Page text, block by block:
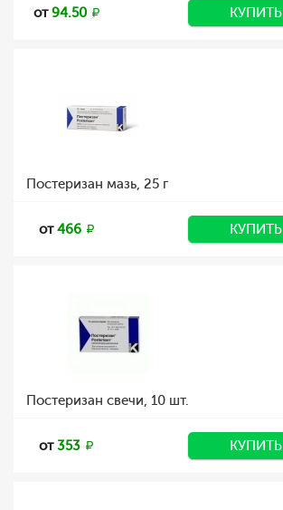
от94.50 КУПИТЬ
Постеризан мазь, 25 г
от466 КУПИТЬ
Постеризан свечи, 10 шт.
от353 КУПИТЬ